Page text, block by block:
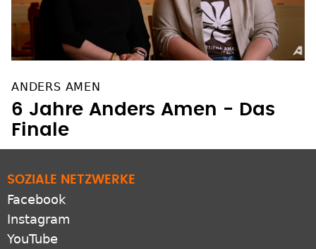
ANDERS AMEN
6 Jahre Anders Amen - Das
Finale
SOZIALE NETZWERKE
Facebook
Instagram
YouTube